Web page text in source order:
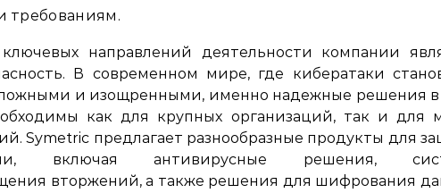
требованиям.
направлений деятельности компании
В современном мире, где кибератаки
и изощренными, именно надежные решения в
как для крупных организаций, так и для
Symetric предлагает разнообразные продукты для
включая антивирусные решения,
вторжений, а также решения для шифрования